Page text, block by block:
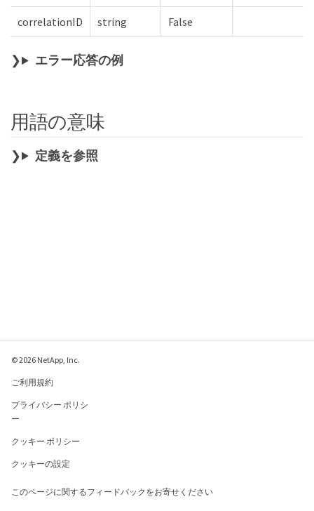
correlationID string False
エラー応答の例
用語の意味
定義を参照
© 2026 NetApp, Inc.
ご利用規約
プライバシー ポリシ
ー
クッキー ポリシー
クッキーの設定
このページに関するフィードバックをお寄せください